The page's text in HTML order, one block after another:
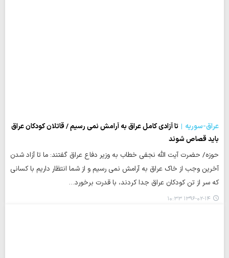
عراق-سوریه
تا آزادی کامل عراق به آرامش نمی رسیم / قاتلان کودکان عراق
باید قصاص شوند
حوزه/ حضرت آیت الله نجفی خطاب به وزیر دفاع عراق گفتند: ما تا آزاد شدن
آخرین وجب از خاک عراق به آرامش نمی رسیم و از شما انتظار داریم با کسانی
که سر از تن کودکان عراق جدا کردند، با قدرت برخورد…
۱۳۹۶-۰۲-۱۴ ۱۰:۳۳